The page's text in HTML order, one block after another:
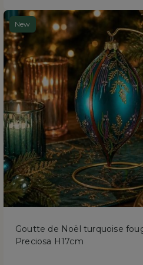
New
Goutte de Noël turquoise
Preciosa H17cm